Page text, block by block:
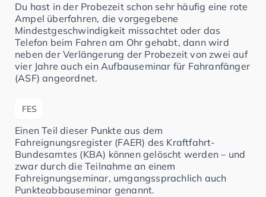
Du hast in der Probezeit schon sehr häufig eine rote
Ampel überfahren, die vorgegebene
Mindestgeschwindigkeit missachtet oder das
Telefon beim Fahren am Ohr gehabt, dann wird
neben der Verlängerung der Probezeit von zwei auf
vier Jahre auch ein Aufbauseminar für Fahranfänger
(ASF) angeordnet.
FES
Einen Teil dieser Punkte aus dem
Fahreignungsregister (FAER) des Kraftfahrt-
Bundesamtes (KBA) können gelöscht werden – und
zwar durch die Teilnahme an einem
Fahreignungseminar, umgangssprachlich auch
Punkteabbauseminar genannt.